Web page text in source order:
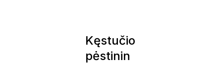
Kęstučio
pėstinin